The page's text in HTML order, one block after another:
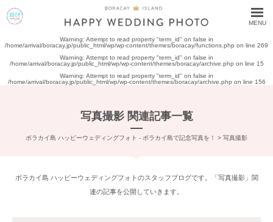
MENU
Warning: Attempt to read property "term_id" on false in
/home/arrival/boracay.jp/public_html/wp/wp-content/themes/boracay/functions.php on line 269
Warning: Attempt to read property "term_id" on false in
/home/arrival/boracay.jp/public_html/wp/wp-content/themes/boracay/archive.php on line 15
Warning: Attempt to read property "term_id" on false in
/home/arrival/boracay.jp/public_html/wp/wp-content/themes/boracay/archive.php on line 156
写真撮影 関連記事一覧
ボラカイ島 ハッピーウェディングフォト - ボラカイ島で記念写真を！ > 写真撮影
ボラカイ島 ハッピーウェディングフォトのスタッフブログです。「写真撮影」関
連の記事を公開していきます。